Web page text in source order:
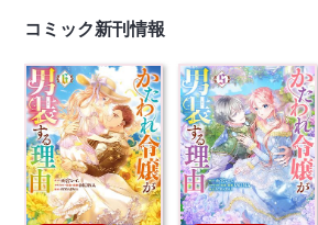
コミック新刊情報